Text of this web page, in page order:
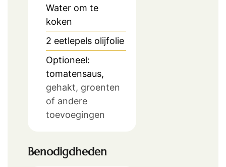
Water om te
koken
2 eetlepels olijfolie
Optioneel:
tomatensaus,
gehakt, groenten
of andere
toevoegingen
Benodigdheden